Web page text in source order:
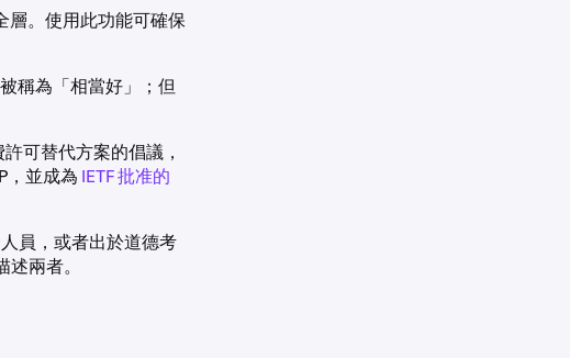
層。使用此功能可確保
稱為「相當好」；但
可替代方案的倡議，
，並成為 IETF 批准的
員，或者出於道德考
述兩者。